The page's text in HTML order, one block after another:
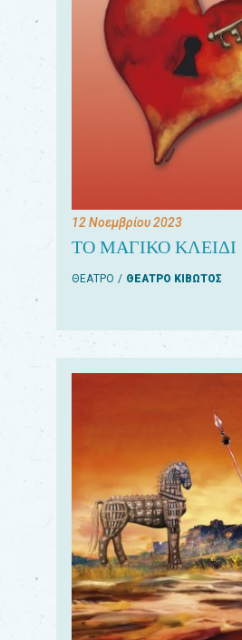
12 Νοεμβρίου 2023
ΤΟ ΜΑΓΙΚΟ ΚΛΕΙΔΙ
ΘΕΑΤΡΟ ΘΕΑΤΡΟ ΚΙΒΩΤΟΣ